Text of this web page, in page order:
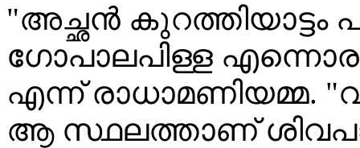
"അച്ഛൻ കുറത്തിയാട്ടം
ഗോപാലപിള്ള
എന്ന് രാധാമണിയമ്മ.
ആ സ്ഥലത്താണ്